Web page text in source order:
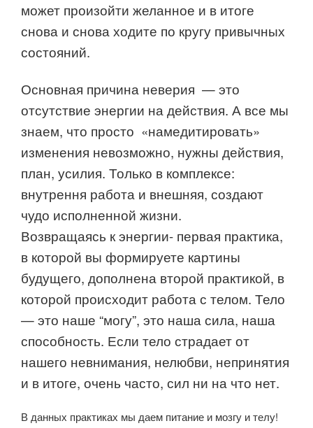
может произойти желанное и в итоге
снова и снова ходите по кругу привычных
состояний.
Основная причина неверия — это
отсутствие энергии на действия. А все мы
знаем, что просто «намедитировать»
изменения невозможно, нужны действия,
план, усилия. Только в комплексе:
внутрення работа и внешняя, создают
чудо исполненной жизни.
Возвращаясь к энергии- первая практика,
в которой вы формируете картины
будущего, дополнена второй практикой, в
которой происходит работа с телом. Тело
— это наше “могу”, это наша сила, наша
способность. Если тело страдает от
нашего невнимания, нелюбви, непринятия
и в итоге, очень часто, сил ни на что нет.
В данных практиках мы даем питание и мозгу и телу!